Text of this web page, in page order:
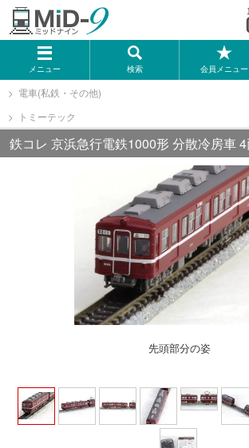
メニュー 検索 会員メニュー
メーカー一覧
TOMIX
KATO
マイクロエース
Bトレインショーティー
タカラトミー（プラレール）
ポポンデッタ
電車(私鉄・その他)
トミーテック
鉄コレ 京浜急行電鉄1000形 分散冷房車
先頭部分の姿